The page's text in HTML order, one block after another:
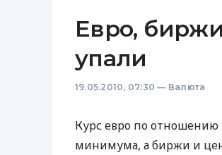
Евро,
упали
19.05.2010, 07:30 — Валюта
Курс евро по отношению
минимума, а биржи и